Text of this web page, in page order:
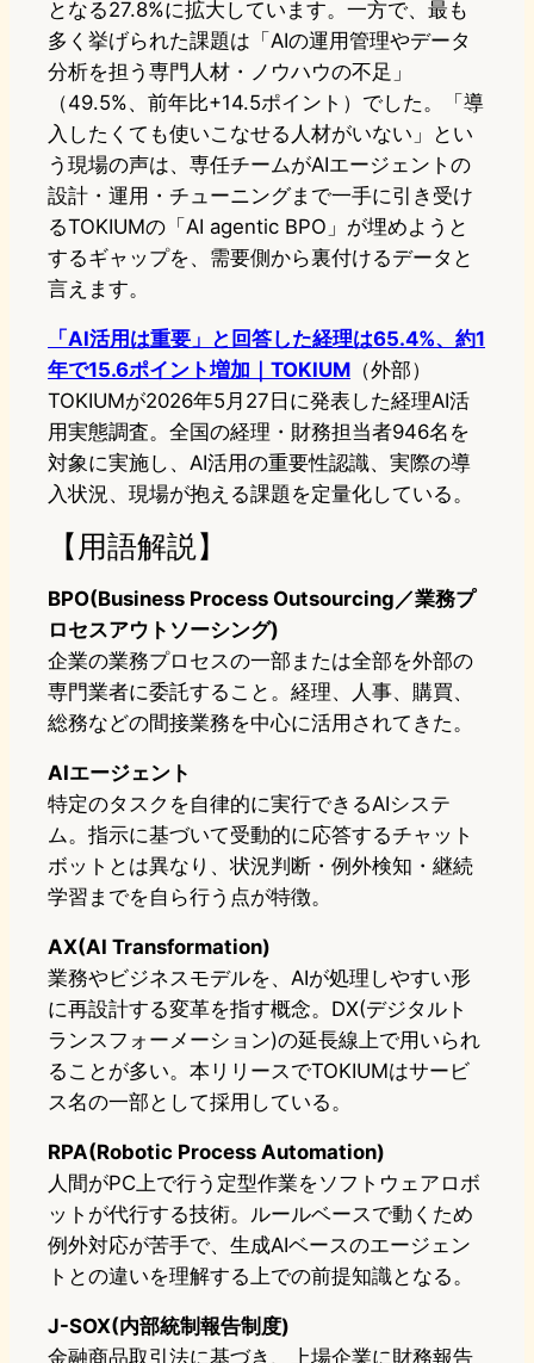
となる27.8%に拡大しています。一方で、最も
多く挙げられた課題は「AIの運用管理やデータ
分析を担う専門人材・ノウハウの不足」
（49.5%、前年比+14.5ポイント）でした。「導
入したくても使いこなせる人材がいない」とい
う現場の声は、専任チームがAIエージェントの
設計・運用・チューニングまで一手に引き受け
るTOKIUMの「AI agentic BPO」が埋めようと
するギャップを、需要側から裏付けるデータと
言えます。
「AI活用は重要」と回答した経理は65.4%、約1
年で15.6ポイント増加｜TOKIUM （外部）
TOKIUMが2026年5月27日に発表した経理AI活
用実態調査。全国の経理・財務担当者946名を
対象に実施し、AI活用の重要性認識、実際の導
入状況、現場が抱える課題を定量化している。
【用語解説】
BPO(Business Process Outsourcing／業務プ
ロセスアウトソーシング)
企業の業務プロセスの一部または全部を外部の
専門業者に委託すること。経理、人事、購買、
総務などの間接業務を中心に活用されてきた。
AIエージェント
特定のタスクを自律的に実行できるAIシステ
ム。指示に基づいて受動的に応答するチャット
ボットとは異なり、状況判断・例外検知・継続
学習までを自ら行う点が特徴。
AX(AI Transformation)
業務やビジネスモデルを、AIが処理しやすい形
に再設計する変革を指す概念。DX(デジタルト
ランスフォーメーション)の延長線上で用いられ
ることが多い。本リリースでTOKIUMはサービ
ス名の一部として採用している。
RPA(Robotic Process Automation)
人間がPC上で行う定型作業をソフトウェアロボ
ットが代行する技術。ルールベースで動くため
例外対応が苦手で、生成AIベースのエージェン
トとの違いを理解する上での前提知識となる。
J-SOX(内部統制報告制度)
金融商品取引法に基づき、上場企業に財務報告